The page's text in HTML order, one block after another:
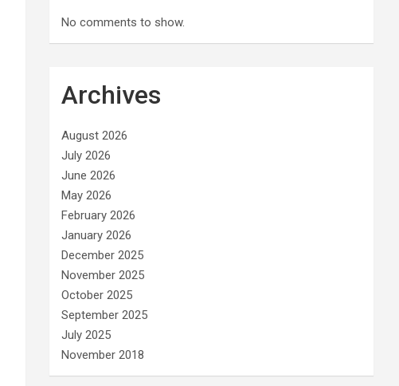
No comments to show.
Archives
August 2026
July 2026
June 2026
May 2026
February 2026
January 2026
December 2025
November 2025
October 2025
September 2025
July 2025
November 2018